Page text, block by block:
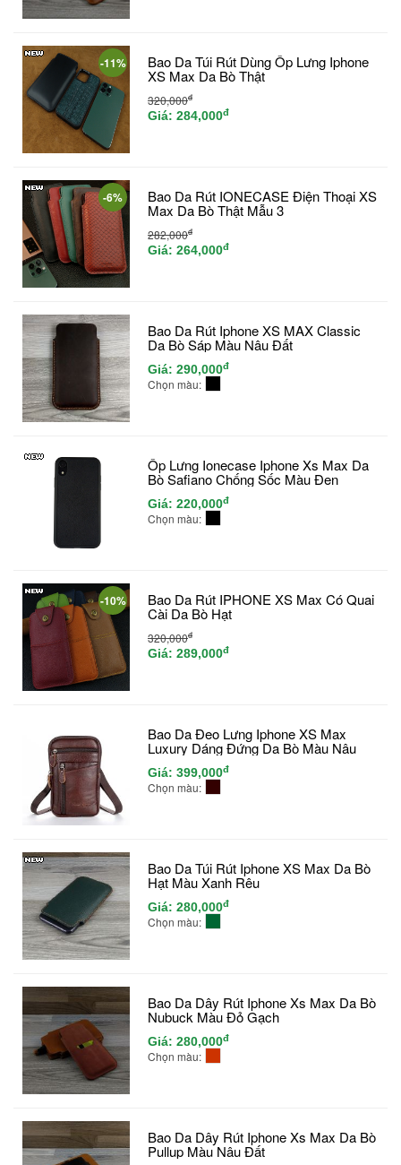
-11% Bao Da Túi Rút Dùng Ốp Lưng Iphone
XS Max Da Bò Thật
320,000đ
Giá: 284,000đ
-6% Bao Da Rút IONECASE Điện Thoại XS
Max Da Bò Thật Mẫu 3
282,000đ
Giá: 264,000đ
Bao Da Rút Iphone XS MAX Classic
Da Bò Sáp Màu Nâu Đất
Giá: 290,000đ
Chọn màu:
Ốp Lưng Ionecase Iphone Xs Max Da
Bò Safiano Chống Sốc Màu Đen
Giá: 220,000đ
Chọn màu:
-10% Bao Da Rút IPHONE XS Max Có Quai
Cài Da Bò Hạt
320,000đ
Giá: 289,000đ
Bao Da Đeo Lưng Iphone XS Max
Luxury Dáng Đứng Da Bò Màu Nâu
Giá: 399,000đ
Chọn màu:
Bao Da Túi Rút Iphone XS Max Da Bò
Hạt Màu Xanh Rêu
Giá: 280,000đ
Chọn màu:
Bao Da Dây Rút Iphone Xs Max Da Bò
Nubuck Màu Đỏ Gạch
Giá: 280,000đ
Chọn màu:
Bao Da Dây Rút Iphone Xs Max Da Bò
Pullup Màu Nâu Đất